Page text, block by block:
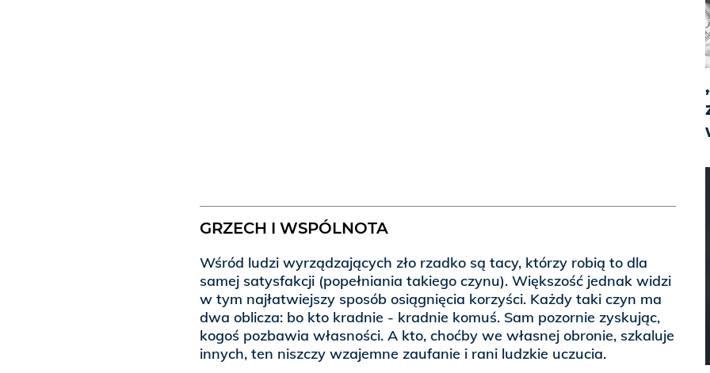
GRZECH I WSPÓLNOTA
Wśród ludzi wyrządzających zło rzadko są tacy, którzy robią to dla
samej satysfakcji (popełniania takiego czynu). Większość jednak widzi
w tym najłatwiejszy sposób osiągnięcia korzyści. Każdy taki czyn ma
dwa oblicza: bo kto kradnie - kradnie komuś. Sam pozornie zyskując,
kogoś pozbawia własności. A kto, choćby we własnej obronie, szkaluje
innych, ten niszczy wzajemne zaufanie i rani ludzkie uczucia.